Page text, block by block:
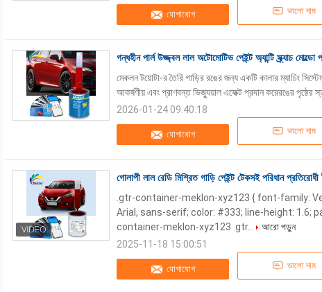
যোগাযোগ ভালো দাম
গন্ধহীন পার্ল উজ্জ্বল লাল অটোমোটিভ পেইন্ট অ্যান্টি স্ক্র্যাচ মোল্ডো
যোগাযোগ ভালো দাম
মেকলন টয়োটা-র তৈরি গাড়ির রঙের জন্য একটি কালার ম্যাচিং
আকর্ষণীয় এবং প্রাণবন্ত ভিজ্যুয়াল এফেক্ট প্রদান করেরঙের পৃষ্ঠের
2026-01-24 09:40:18
গোলাপী লাল রেডি মিশ্রিত গাড়ি পেইন্ট টেকসই পরিধান
যোগাযোগ ভালো দাম
.gtr-container-meklon-xyz123 { font-family:
Arial, sans-serif; color: #333; line-height: 1.6;
container-meklon-xyz123 .gtr...
আরো পড়ুন
2025-11-18 15:00:51